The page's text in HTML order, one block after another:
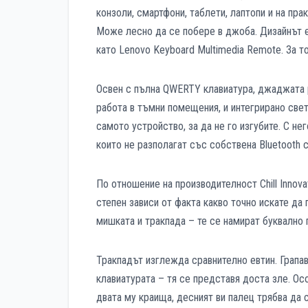
конзоли, смартфони, таблети, лаптопи и на
Може лесно да се побере в джоба. Дизайнът
като Lenovo Keyboard Multimedia Remote. За
Освен с пълна QWERTY клавиатура,
работа в тъмни помещения, и интегрирано
самото устройство, за да не го изгубите. С
които не разполагат със собствена Bluetooth
По отношение на производителност Chill
степен зависи от факта какво точно искате
мишката и тракпада – те се намират
Тракпадът изглежда сравнително евтин.
клавиатурата – тя се представя доста зле.
двата му краища, десният ви палец трябва